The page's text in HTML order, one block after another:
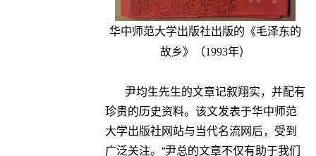
华中师范大学出版社出版的《毛泽东的
故乡》（1993年）
尹均生先生的文章记叙翔实，并配有
珍贵的历史资料。该文发表于华中师范
大学出版社网站与当代名流网后，受到
广泛关注。“尹总的文章不仅有助于我们